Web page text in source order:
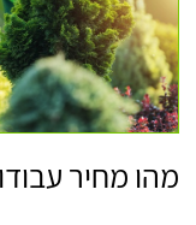
מהו מחיר